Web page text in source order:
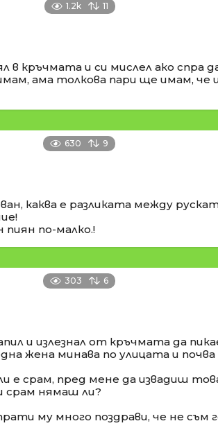
1.2k 11
в кръчмата и си мислел ако спра
ама толкова пари ще имам, че
630 9
каква е разликата между
пиян по-малко.!
303 6
и излезнал от кръчмата да
жена минава по улицата и почва
е срам, пред мене да извадиш
срам нямаш ли?
му много поздрави, че не съм